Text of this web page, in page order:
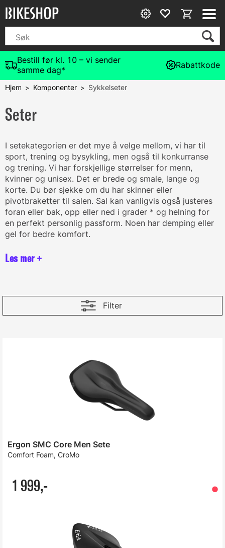
Bestill før kl. 10 – vi sender
samme dag*
Rabattkode
Hjem > Komponenter> Sykkelseter
Seter
I setekategorien er det mye å velge mellom, vi har til
sport, trening og bysykling, men også til konkurranse
og trening. Vi har forskjellige størrelser for menn,
kvinner og unisex. Det er brede og smale, lange og
korte. Du bør sjekke om du har skinner eller
pivotbraketter til salen. Sal kan vanligvis også justeres
foran eller bak, opp eller ned i grader * og helning for
en perfekt personlig passform. Noen har demping eller
gel for bedre komfort.
Filter
Ergon SMC Core Men Sete
Comfort Foam, CroMo
1 999,-